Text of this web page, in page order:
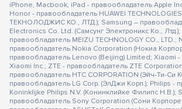
iPhone, Macbook, iPad - правообладатель Apple
Honor - правообладатель HUAWEI
ТЕКНОЛОДЖИС КО., ЛТД.); Samsung –
Electronics Co. Ltd. (Самсунг Электроникс Ко., Лтд.);
правообладатель MEIZU TECHNOLOGY CO., LTD.;
правообладатель Nokia Corporation (Нокиа
правообладатель Lenovo (Beijing) Limited; Xiaomi
Xiaomi Inc.; ZTE - правообладатель ZTE
правообладатель HTC CORPORATION (Эйч-Ти-
правообладатель LG Corp. (ЭлДжи Корп.); Philips -
Koninklijke Philips N.V. (Конинклийке Филипс Н.В.);
правообладатель Sony Corporation (Сони